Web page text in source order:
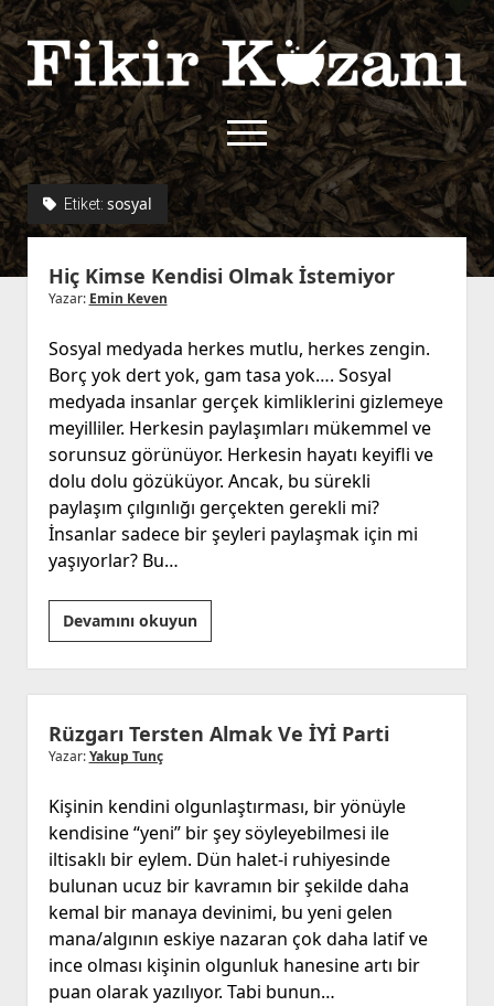
Fikir
Kazanı
menüyü
aç
twitterfacebook
rss
menüyü
Kullanım Koşulları
Çerez Politikası
İletişim
Kurallar
Etiket: sosyal
Hiç Kimse Kendisi Olmak İstemiyor
Yazar: Emin Keven
Sosyal medyada herkes mutlu, herkes zengin.
Borç yok dert yok, gam tasa yok…. Sosyal
medyada insanlar gerçek kimliklerini gizlemeye
meyilliler. Herkesin paylaşımları mükemmel ve
sorunsuz görünüyor. Herkesin hayatı keyifli ve
dolu dolu gözüküyor. Ancak, bu sürekli
paylaşım çılgınlığı gerçekten gerekli mi?
İnsanlar sadece bir şeyleri paylaşmak için mi
yaşıyorlar? Bu…
Devamını okuyunHiç
Kimse
Kendisi
Olmak
İstemiyor
Rüzgarı Tersten Almak Ve İYİ Parti
Yazar:Yakup Tunç
Kişinin kendini olgunlaştırması, bir yönüyle
kendisine “yeni” bir şey söyleyebilmesi ile
iltisaklı bir eylem. Dün halet-i ruhiyesinde
bulunan ucuz bir kavramın bir şekilde daha
kemal bir manaya devinimi, bu yeni gelen
mana/algının eskiye nazaran çok daha latif ve
ince olması kişinin olgunluk hanesine artı bir
puan olarak yazılıyor. Tabi bunun…